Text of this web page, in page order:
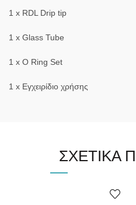
1 x RDL Drip tip
1 x Glass Tube
1 x O Ring Set
1 x Εγχειρίδιο χρήσης
ΣΧΕΤΙΚΆ